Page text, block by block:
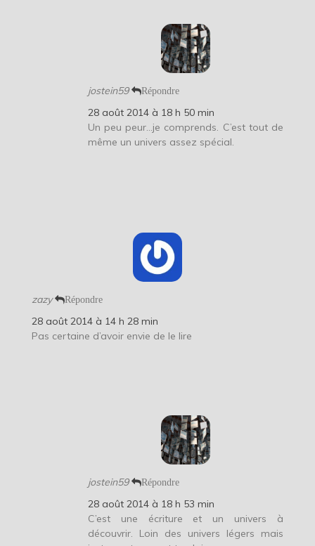
jostein59 Répondre
28 août 2014 à 18 h 50 min
Un peu peur…je comprends. C’est tout de
même un univers assez spécial.
zazy Répondre
28 août 2014 à 14 h 28 min
Pas certaine d’avoir envie de le lire
jostein59 Répondre
28 août 2014 à 18 h 53 min
C’est une écriture et un univers à
découvrir. Loin des univers légers mais